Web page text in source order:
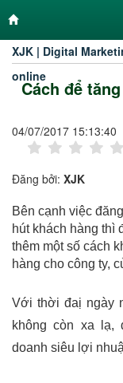
XJK | Digital
online
Cách để
04/07/2017 15:13:40
Đăng bởi: XJK
Bên cạnh việc
hút khách hàng thì
thêm một số cách
hàng cho công ty,
Với thời đaị ngày
không còn xa lạ,
doanh siêu lợi